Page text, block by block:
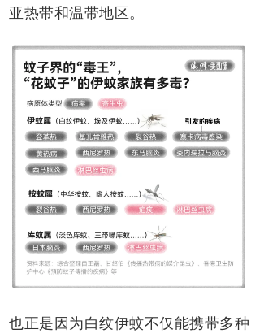
亚热带和温带地区。
也正是因为白纹伊蚊不仅能携带多种